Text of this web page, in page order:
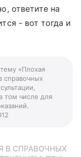
ответите на
- вот тогда и
«Плохая
справочных
том числе для
В СПРАВОЧНЫХ